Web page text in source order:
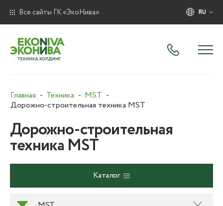
Все сайты ГК «ЭкоНива» RU
Главная Техника
MST
Дорожно-строительная техника MST
Дорожно-строительная
техника MST
Каталог